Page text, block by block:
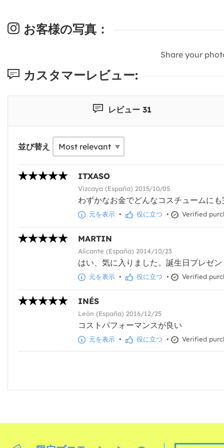
お客様の写真：
Share your
カスタマーレビュー:
レビュー 31
並び替え
ITXASO
Vizcaya (España) 2015/10/05
わずかなお金でどんなコスチュームに
元を表示 • 役に立つ • Verified
MARTIN
Alicante (España) 2014/10/23
はい、気に入りました。誕生日プレゼ
元を表示 • 役に立つ • Verified
INÉS
León (España) 2016/12/25
コストパフォーマンスが良い
元を表示 • 役に立つ • Verified